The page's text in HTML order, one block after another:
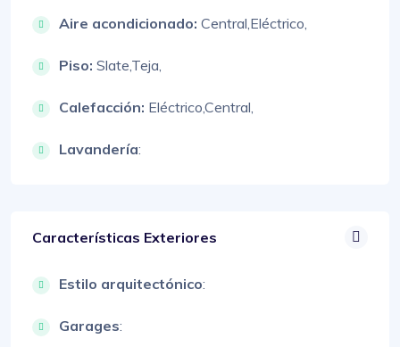
Aire acondicionado: Central,Eléctrico,
Piso: Slate,Teja,
Calefacción: Eléctrico,Central,
Lavandería:
Características Exteriores
Estilo arquitectónico:
Garages: